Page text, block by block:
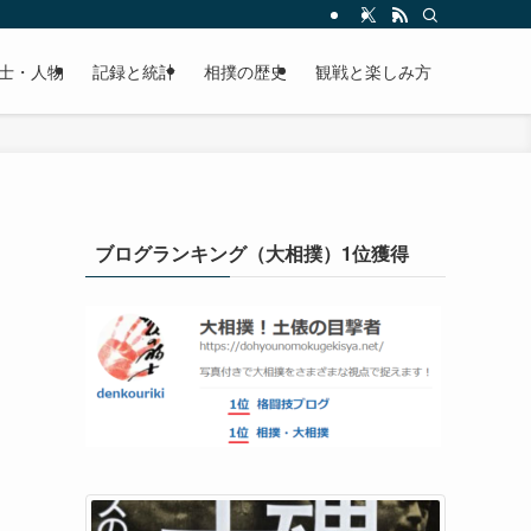
・人物 記録と統計 相撲の歴史 観戦と楽しみ方
ブログランキング（大相撲）1位獲得